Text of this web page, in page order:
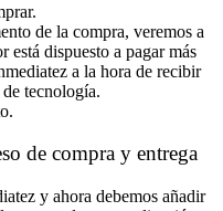
de la compra, veremos a
dispuesto a pagar más
a la hora de recibir
tecnología.
de compra y entrega
y ahora debemos añadir